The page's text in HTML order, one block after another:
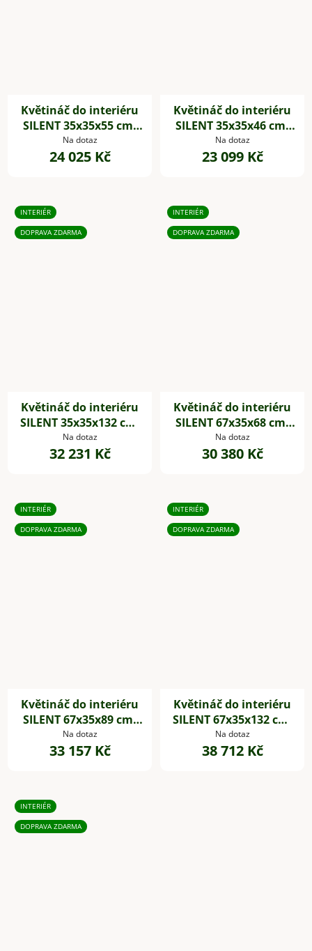
Květináč do interiéru
SILENT 35x35x55 cm,
dřevěné akustické
desky,hnědá
Na dotaz
24 025 Kč
Květináč do interiéru
SILENT 35x35x46 cm,
dřevěné akustické
desky,hnědá
Na dotaz
23 099 Kč
INTERIÉR
DOPRAVA ZDARMA
Květináč do interiéru
SILENT 35x35x132 cm,
dřevěné akustické
desky,hnědá
Na dotaz
32 231 Kč
INTERIÉR
DOPRAVA ZDARMA
Květináč do interiéru
SILENT 67x35x68 cm,
dřevěné akustické
desky,hnědá
Na dotaz
30 380 Kč
INTERIÉR
DOPRAVA ZDARMA
Květináč do interiéru
SILENT 67x35x89 cm,
dřevěné akustické
desky,hnědá
Na dotaz
33 157 Kč
INTERIÉR
DOPRAVA ZDARMA
Květináč do interiéru
SILENT 67x35x132 cm,
dřevěné akustické
desky,hnědá
Na dotaz
38 712 Kč
INTERIÉR
DOPRAVA ZDARMA